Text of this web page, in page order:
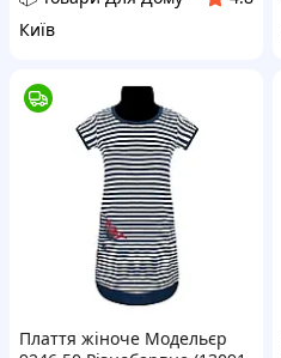
Київ
Плаття жіноче Модельєр